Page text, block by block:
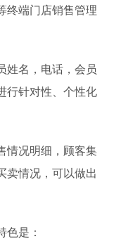
终端门店销售管理
名，电话，会员
行针对性、个性化
况明细，顾客集
卖情况，可以做出
是：